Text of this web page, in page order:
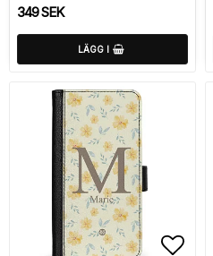
349 SEK
LÄGG I